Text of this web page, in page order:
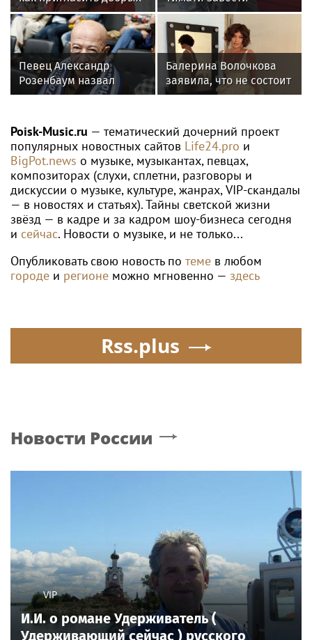
духов в новый дом
эксклюзивный Ferrari
F40 за 157 миллионов
рублей
Певец Александр
Розенбаум назвал
Любовь Орлову
Балерина Волочкова
заявила, что не состоит
в отношениях с
Poisk-Music.ru — тематический дочерний проект
популярных новостных сайтов Life24.pro и
BigPot.news о музыке, музыкантах, певцах,
композиторах (слухи, сплетни, разговоры и
дискуссии о музыке, культуре, жанрах, VIP-скандалы
— в новостях и статьях). Тайны светской жизни
звёзд — в кадре и за кадром шоу-бизнеса сегодня
и сейчас. Новости о музыке, и не только...
Опубликовать свою новость по теме в любом
городе и регионе можно мгновенно — здесь
Rss.plus
Новости России
VIP
И.И. о романе Удерживатель (
Удерживающий сейчас ) русского